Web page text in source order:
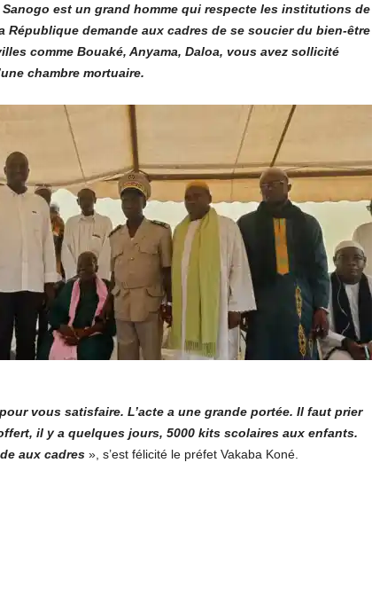
est un grand homme qui respecte les institutions de
République demande aux cadres de se soucier du bien-être
comme Bouaké, Anyama, Daloa, vous avez sollicité
chambre mortuaire.
vous satisfaire. L’acte a une grande portée. Il faut prier
il y a quelques jours, 5000 kits scolaires aux enfants.
aux cadres», s’est félicité le préfet Vakaba Koné.